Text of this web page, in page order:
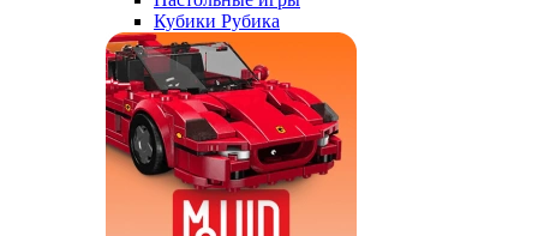
Кубики Рубика